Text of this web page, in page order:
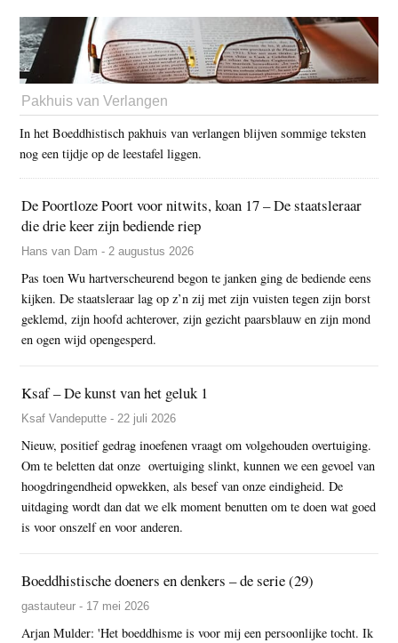
Pakhuis van Verlangen
In het Boeddhistisch pakhuis van verlangen blijven sommige teksten
nog een tijdje op de leestafel liggen.
De Poortloze Poort voor nitwits, koan 17 – De staatsleraar
die drie keer zijn bediende riep
Hans van Dam - 2 augustus 2026
Pas toen Wu hartverscheurend begon te janken ging de bediende eens
kijken. De staatsleraar lag op z’n zij met zijn vuisten tegen zijn borst
geklemd, zijn hoofd achterover, zijn gezicht paarsblauw en zijn mond
en ogen wijd opengesperd.
Ksaf – De kunst van het geluk 1
Ksaf Vandeputte - 22 juli 2026
Nieuw, positief gedrag inoefenen vraagt om volgehouden overtuiging.
Om te beletten dat onze overtuiging slinkt, kunnen we een gevoel van
hoogdringendheid opwekken, als besef van onze eindigheid. De
uitdaging wordt dan dat we elk moment benutten om te doen wat goed
is voor onszelf en voor anderen.
Boeddhistische doeners en denkers – de serie (29)
gastauteur - 17 mei 2026
Arjan Mulder: 'Het boeddhisme is voor mij een persoonlijke tocht. Ik